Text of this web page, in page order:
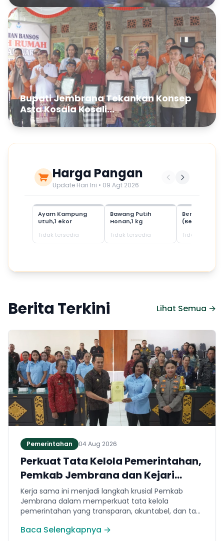
Bupati Jembrana Tekankan Konsep
Asta Kosala Kosali...
Harga Pangan
Update Hari Ini • 09 Agt 2026
Ayam Kampung
Utuh,1 ekor
Tidak tersedia
Bawang Putih
Honan,1 kg
Tidak tersedia
Beras
(Beras SPHP)
Tidak tersedia
Berita Terkini Lihat Semua →
Pemerintahan 04 Aug 2026
Perkuat Tata Kelola Pemerintahan,
Pemkab Jembrana dan Kejari
Jembrana Sepakati Kerja Sama
Hukum Datun
Kerja sama ini menjadi langkah krusial Pemkab
Jembrana dalam memperkuat tata kelola
pemerintahan yang transparan, akuntabel, dan taat
mencakup tiga domain utama, yakni pemberian
Baca Selengkapnya →